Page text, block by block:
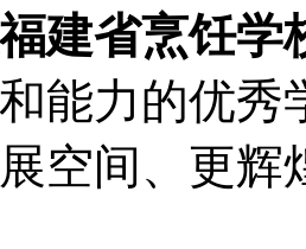
建省烹饪学
能力的优秀
空间、更辉